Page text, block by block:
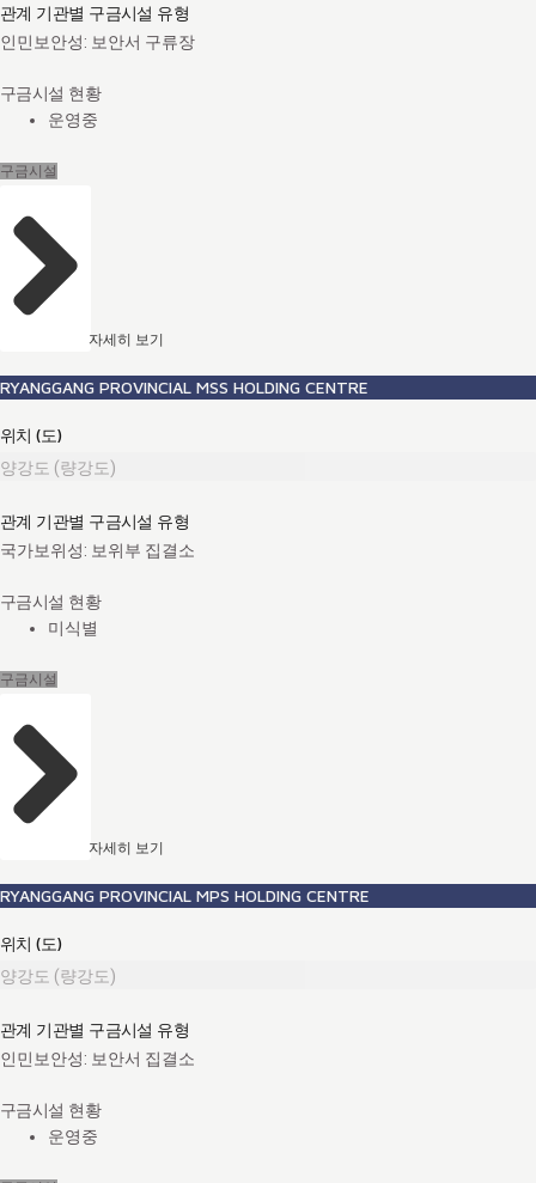
관계 기관별 구금시설 유형
인민보안성: 보안서 구류장
구금시설 현황
운영중
구금시설
자세히 보기
RYANGGANG PROVINCIAL MSS HOLDING CENTRE
위치 (도)
양강도 (량강도)
관계 기관별 구금시설 유형
국가보위성: 보위부 집결소
구금시설 현황
미식별
구금시설
자세히 보기
RYANGGANG PROVINCIAL MPS HOLDING CENTRE
위치 (도)
양강도 (량강도)
관계 기관별 구금시설 유형
인민보안성: 보안서 집결소
구금시설 현황
운영중